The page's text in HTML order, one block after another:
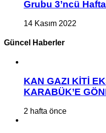
Grubu 3’ncü
14 Kasım 2022
Güncel Haberler
KAN GAZI KİTİ
KARABÜK’E
2 hafta önce